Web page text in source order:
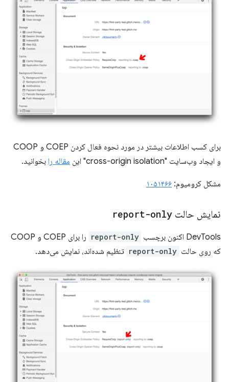
برای کسب اطلاعات بیشتر در مورد نحوه فعال کردن COEP و COOP
و ایجاد وب‌سایت "cross-origin isolation" این
مقاله را بخوانید.
مشکل کرومیوم: ۱۰۵۱۴۶۶
نمایش حالت report-only
DevTools اکنون برچسب report-only
را برای COEP و COOP
که روی حالت report-only تنظیم شده‌اند، نمایش می‌دهد.